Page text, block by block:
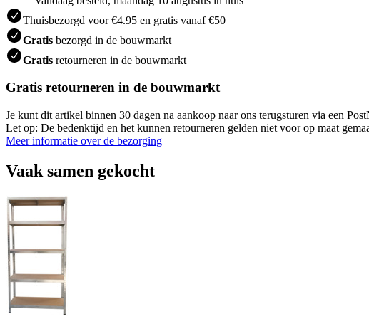
Thuisbezorgd voor €4.95 en gratis vanaf €50
Gratis bezorgd in de bouwmarkt
Gratis retourneren in de bouwmarkt
Gratis retourneren in de bouwmarkt
Je kunt dit artikel binnen 30 dagen na aankoop naar ons terugsturen via een
Let op: De bedenktijd en het kunnen retourneren gelden niet voor op maat
Meer informatie over de bezorging
Vaak samen gekocht